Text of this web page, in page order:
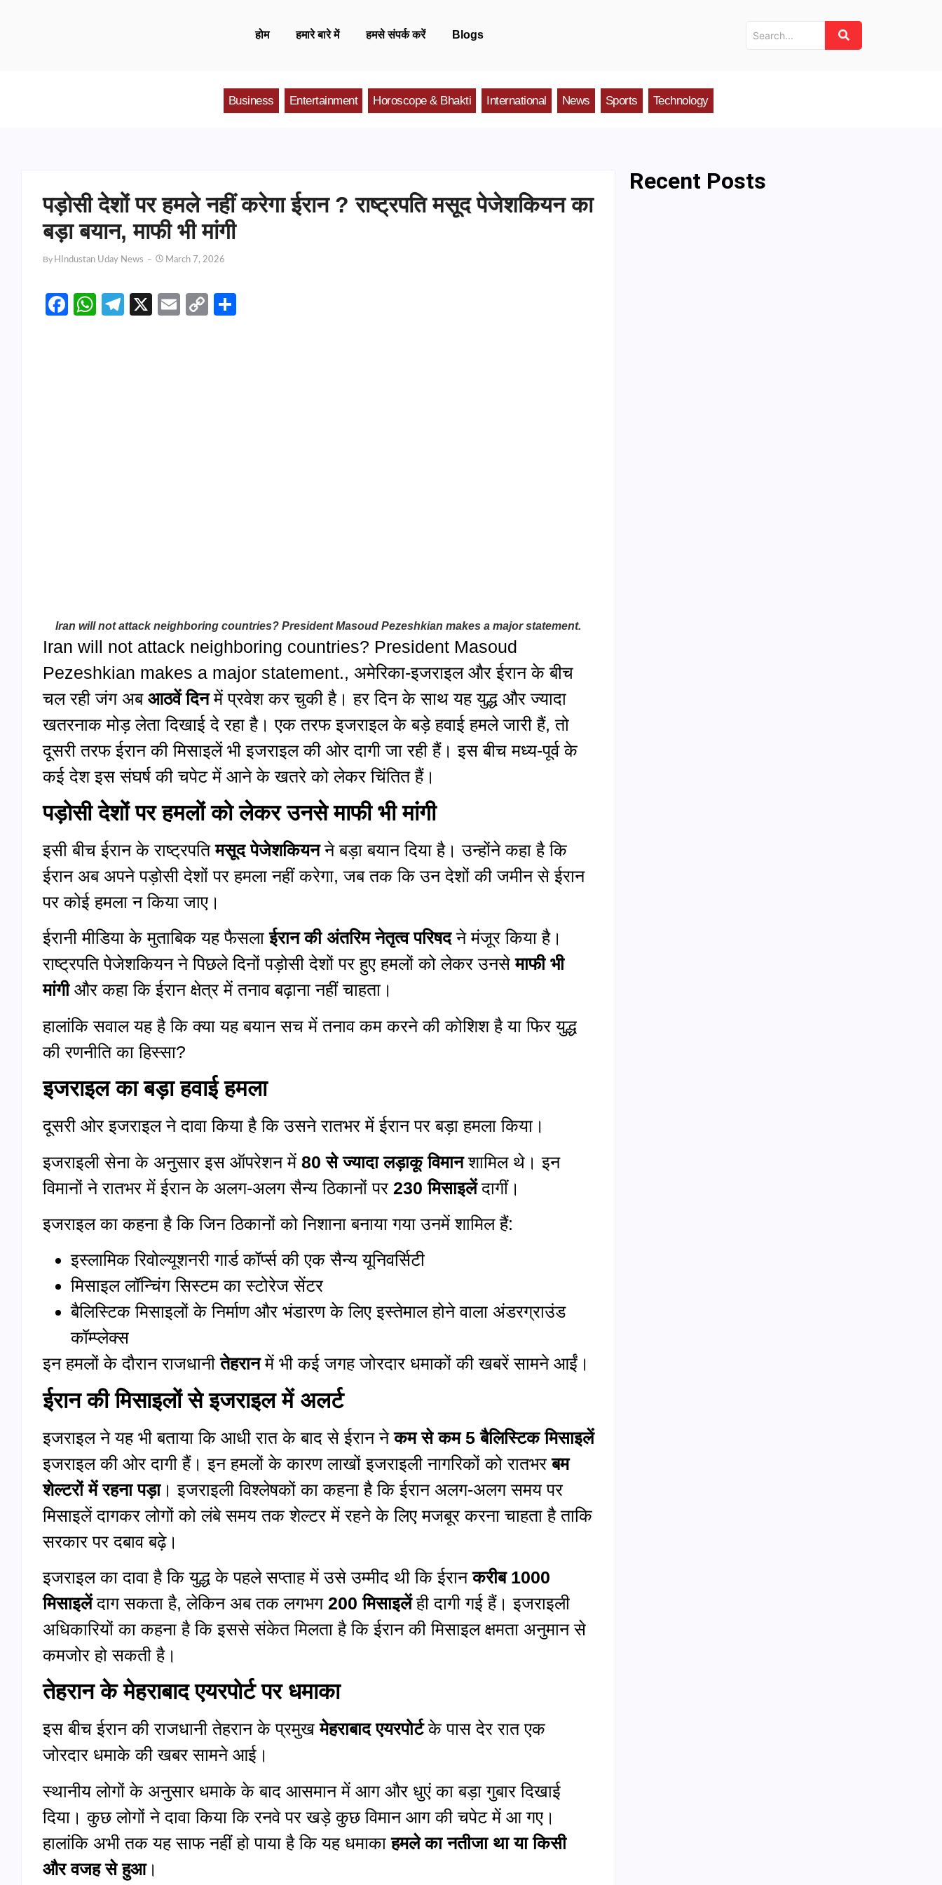
होम हमारे बारे में हमसे संपर्क करें Blogs
Business Entertainment Horoscope & Bhakti International News Sports Technology
पड़ोसी देशों पर हमले नहीं करेगा ईरान ? राष्ट्रपति मसूद पेजेशकियन का
बड़ा बयान, माफी भी मांगी
By HIndustan Uday News March 7, 2026
Facebook
WhatsApp
Telegram
X Email
Copy
Iran will not attack neighboring countries? President Masoud Pezeshkian makes a major statement.
Iran will not attack neighboring countries? President Masoud
Pezeshkian makes a major statement., अमेरिका-इजराइल और ईरान के बीच
चल रही जंग अब आठवें दिनमें प्रवेश कर चुकी है। हर दिन के साथ यह युद्ध और ज्यादा
खतरनाक मोड़ लेता दिखाई दे रहा है। एक तरफ इजराइल के बड़े हवाई हमले जारी हैं, तो
दूसरी तरफ ईरान की मिसाइलें भी इजराइल की ओर दागी जा रही हैं। इस बीच मध्य-पूर्व के
कई देश इस संघर्ष की चपेट में आने के खतरे को लेकर चिंतित हैं।
पड़ोसी देशों पर हमलों को लेकर उनसेमाफी भी मांगी
इसी बीच ईरान के राष्ट्रपतिमसूद पेजेशकियनने बड़ा बयान दिया है। उन्होंने कहा है कि
ईरान अब अपने पड़ोसी देशों पर हमला नहीं करेगा, जब तक कि उन देशों की जमीन से ईरान
पर कोई हमला न किया जाए।
ईरानी मीडिया के मुताबिक यह फैसलाईरान की अंतरिम नेतृत्व परिषदने मंजूर किया है।
राष्ट्रपति पेजेशकियन ने पिछले दिनों पड़ोसी देशों पर हुए हमलों को लेकर उनसेमाफी भी
मांगीऔर कहा कि ईरान क्षेत्र में तनाव बढ़ाना नहीं चाहता।
हालांकि सवाल यह है कि क्या यह बयान सच में तनाव कम करने की कोशिश है या फिर युद्ध
की रणनीति का हिस्सा?
इजराइल का बड़ा हवाई हमला
दूसरी ओर इजराइल ने दावा किया है कि उसने रातभर में ईरान पर बड़ा हमला किया।
इजराइली सेना के अनुसार इस ऑपरेशन में 80 से ज्यादा लड़ाकू विमानशामिल थे। इन
विमानों ने रातभर में ईरान के अलग-अलग सैन्य ठिकानों पर 230 मिसाइलेंदागीं।
इजराइल का कहना है कि जिन ठिकानों को निशाना बनाया गया उनमें शामिल हैं:
इस्लामिक रिवोल्यूशनरी गार्ड कॉर्प्स की एक सैन्य यूनिवर्सिटी
मिसाइल लॉन्चिंग सिस्टम का स्टोरेज सेंटर
बैलिस्टिक मिसाइलों के निर्माण और भंडारण के लिए इस्तेमाल होने वाला अंडरग्राउंड
कॉम्प्लेक्स
इन हमलों के दौरान राजधानीतेहरानमें भी कई जगह जोरदार धमाकों की खबरें सामने आईं।
ईरान की मिसाइलों से इजराइल में अलर्ट
इजराइल ने यह भी बताया कि आधी रात के बाद से ईरान नेकम से कम 5 बैलिस्टिक मिसाइलें
इजराइल की ओर दागी हैं। इन हमलों के कारण लाखों इजराइली नागरिकों को रातभरबम
शेल्टरों में रहना पड़ा। इजराइली विश्लेषकों का कहना है कि ईरान अलग-अलग समय पर
मिसाइलें दागकर लोगों को लंबे समय तक शेल्टर में रहने के लिए मजबूर करना चाहता है ताकि
सरकार पर दबाव बढ़े।
इजराइल का दावा है कि युद्ध के पहले सप्ताह में उसे उम्मीद थी कि ईरानकरीब 1000
मिसाइलेंदाग सकता है, लेकिन अब तक लगभग 200 मिसाइलेंही दागी गई हैं। इजराइली
अधिकारियों का कहना है कि इससे संकेत मिलता है कि ईरान की मिसाइल क्षमता अनुमान से
कमजोर हो सकती है।
तेहरान के मेहराबाद एयरपोर्ट पर धमाका
इस बीच ईरान की राजधानी तेहरान के प्रमुखमेहराबाद एयरपोर्टके पास देर रात एक
जोरदार धमाके की खबर सामने आई।
स्थानीय लोगों के अनुसार धमाके के बाद आसमान में आग और धुएं का बड़ा गुबार दिखाई
दिया। कुछ लोगों ने दावा किया कि रनवे पर खड़े कुछ विमान आग की चपेट में आ गए।
हालांकि अभी तक यह साफ नहीं हो पाया है कि यह धमाकाहमले का नतीजा था या किसी
और वजह से हुआ।
Recent Posts